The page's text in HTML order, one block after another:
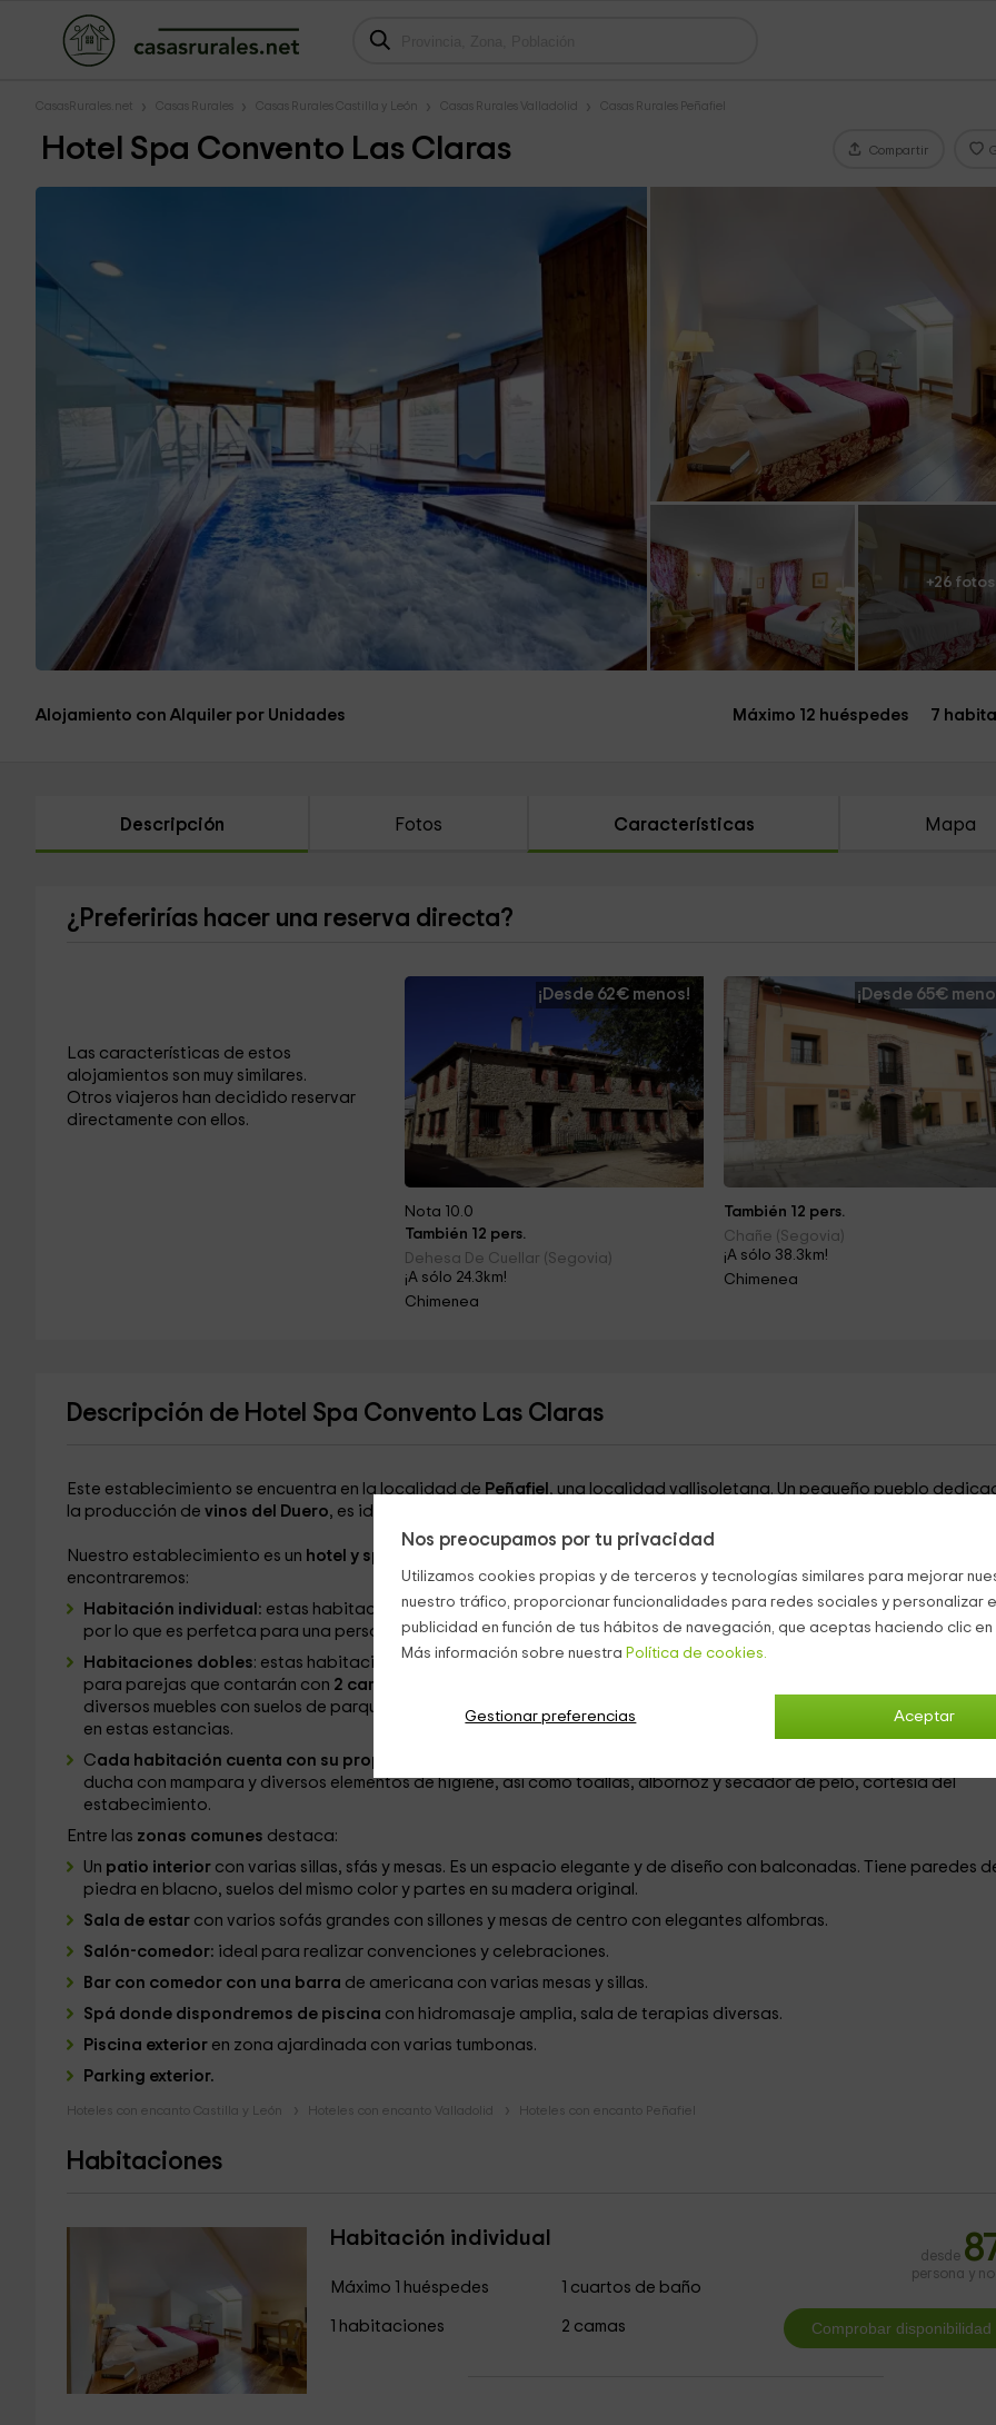
Nos preocupamos por tu privacidad
Utilizamos cookies propias y de terceros y tecnologías similares para mejorar
nuestro tráfico, proporcionar funcionalidades para redes sociales y personalizar
publicidad en función de tus hábitos de navegación, que aceptas haciendo clic
Más información sobre nuestra Política de cookies.
Aceptar
Gestionar preferencias
CasasRurales.net Casas Rurales Casas Rurales Castilla y León Casas Rurales Valladolid Casas Rurales Peñafiel
Hotel Spa Convento Las Claras Compartir
+26 fotos
Alojamiento con Alquiler por Unidades Máximo 12 huéspedes 7
Descripción Fotos Características Mapa
¿Preferirías hacer una reserva directa?
Las características de estos
alojamientos son muy similares.
Otros viajeros han decidido reservar
directamente con ellos.
¡Desde 62€ menos!
Nota 10.0
También 12 pers.
Dehesa De Cuellar (Segovia)
¡A sólo 24.3km!
Chimenea
¡Desde 65€
También 12 pers.
Chañe (Segovia)
¡A sólo 38.3km!
Chimenea
Descripción de Hotel Spa Convento Las Claras
Este establecimiento se encuentra en la localidad de Peñafiel , una localidad vallisoletana. Un pequeño pueblo
la producción de vinos del Duero, es ideal para conocer la producción de los mismos.
Nuestro establecimiento es un hotel y spá
encontraremos:
Habitación individual: estas habitacones son, inicialmente,doblespero pueden ser aquilados a partir de una
por lo que es perfetca para una persona que busque un poco detranquilidad y relax en nuestro spá.
Habitaciones dobles: estas habitaciones por us parte cuentan con capacidad para2 personas
para parejas que contarán con 2 camas individuales o una cama de matrimonio.
diversos muebles con suelos de parqué, ventanas al exterior y techos altos, por lo que encontraremos mucha
en estas estancias.
Cada habitación cuenta con su propio baño completo
ducha con mampara y diversos elementos de higiene, así como toallas, albornoz y secador de pelo, cortesía del
estabecimiento.
Entre las zonas comunes destaca:
Un patio interior con varias sillas, sfás y mesas. Es un espacio elegante y de diseño con balconadas. Tiene paredes
piedra en blacno, suelos del mismo color y partes en su madera original.
Sala de estarcon varios sofás grandes con sillones y mesas de centro con elegantes alfombras.
Salón-comedor: ideal para realizar convenciones y celebraciones.
Bar con comedor con una barra de americana con varias mesas y sillas.
Spá donde dispondremos de piscina con hidromasaje amplia, sala de terapias diversas.
Piscina exterioren zona ajardinada con varias tumbonas.
Parking exterior.
Hoteles con encanto Castilla y León Hoteles con encanto Valladolid Hoteles con encanto Peñafiel
Habitaciones
Habitación individual
Máximo 1 huéspedes
1 habitaciones
1 cuartos de baño
2 camas
desde
persona y